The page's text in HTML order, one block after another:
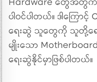
Hardware တွေအတွက်
ပါ၀င်ပါတယ်။ ဒါကြော
ရေးဆွဲ သူတွေကို သူတို့ရ
မျိုးသော
ရေးဆွဲနိုင်မှာဖြစ်ပါတယ်။